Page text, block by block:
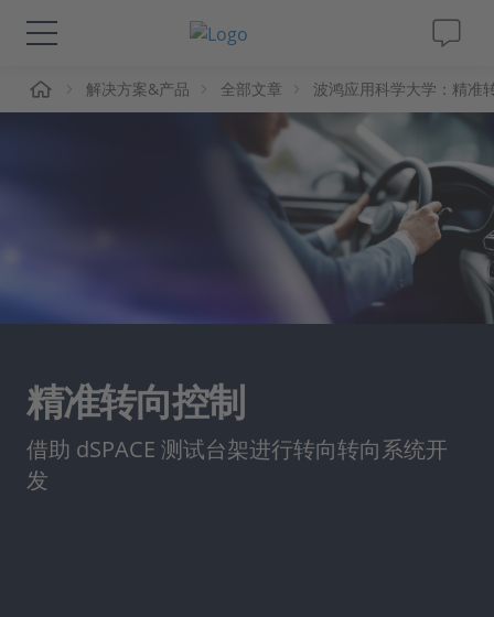
解决方案&产品
人才招聘
解决方案&产品 全部文章 波鸿应用科学大学：精准
精准转向控制
借助 dSPACE 测试台架进行转向转向系统开
发